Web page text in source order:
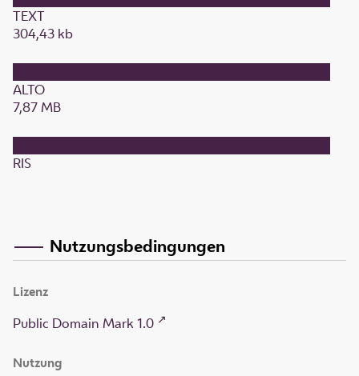
TEXT
304,43 kb
ALTO
7,87 MB
RIS
Nutzungsbedingungen
Lizenz
Public Domain Mark 1.0
Nutzung